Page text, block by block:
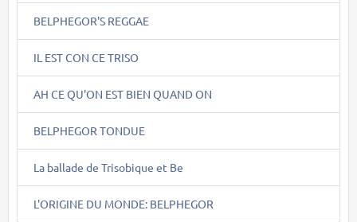
BELPHEGOR'S REGGAE
IL EST CON CE TRISO
AH CE QU'ON EST BIEN QUAND ON
BELPHEGOR TONDUE
La ballade de Trisobique et Be
L'ORIGINE DU MONDE: BELPHEGOR